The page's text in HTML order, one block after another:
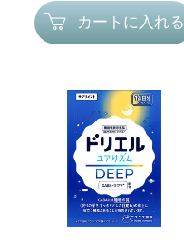
カートに入れる